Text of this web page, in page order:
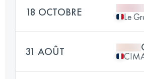
18 OCTOBRE Le
31 AOÛT